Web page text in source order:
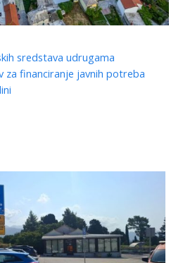
sredstava udrugama
za financiranje javnih potreba